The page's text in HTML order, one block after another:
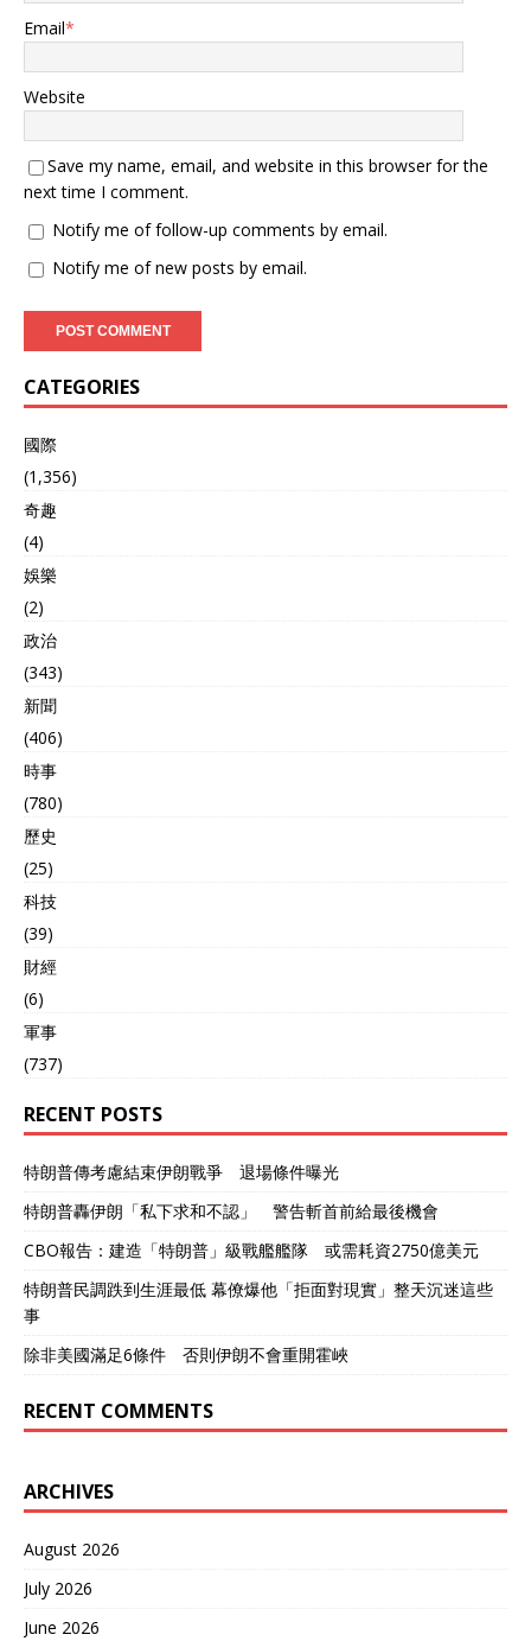
Email*
Website
Save my name, email, and website in this browser for the
next time I comment.
Notify me of follow-up comments by email.
Notify me of new posts by email.
CATEGORIES
國際
(1,356)
奇趣
(4)
娛樂
(2)
政治
(343)
新聞
(406)
時事
(780)
歷史
(25)
科技
(39)
財經
(6)
軍事
(737)
RECENT POSTS
特朗普傳考慮結束伊朗戰爭 退場條件曝光
特朗普轟伊朗「私下求和不認」 警告斬首前給最後機會
CBO報告：建造「特朗普」級戰艦艦隊 或需耗資2750億美元
特朗普民調跌到生涯最低 幕僚爆他「拒面對現實」整天沉迷這些
事
除非美國滿足6條件 否則伊朗不會重開霍峽
RECENT COMMENTS
ARCHIVES
August 2026
July 2026
June 2026